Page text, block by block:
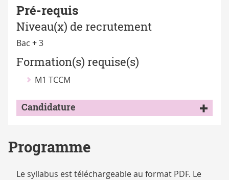
Pré-requis
Niveau(x) de recrutement
Bac + 3
Formation(s) requise(s)
M1 TCCM
Candidature
Programme
Le syllabus est téléchargeable au format PDF. Le